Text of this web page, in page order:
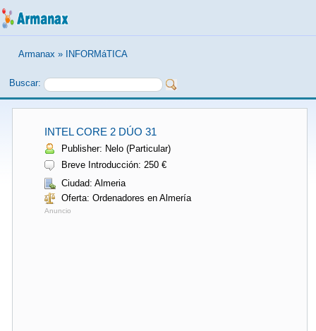
Armanax » INFORMáTICA
Buscar:
INTEL CORE 2 DÚO 31
Publisher: Nelo (Particular)
Breve Introducción: 250 €
Ciudad: Almeria
Oferta: Ordenadores en Almería
Anuncio